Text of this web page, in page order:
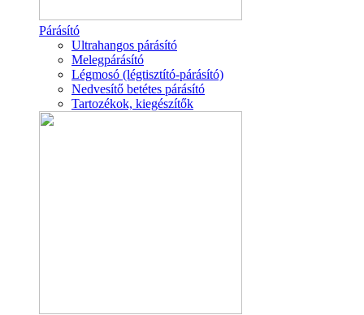
Párásító
Ultrahangos párásító
Melegpárásító
Légmosó (légtisztító-párásító)
Nedvesítő betétes párásító
Tartozékok, kiegészítők